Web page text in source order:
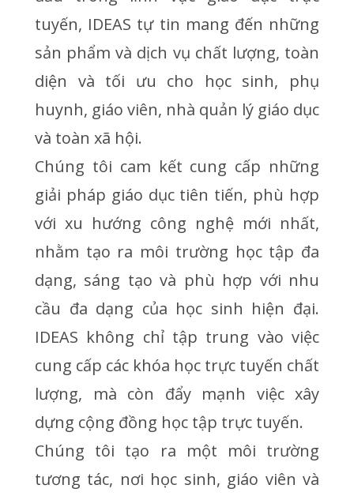
tuyến, IDEAS tự tin mang đến những
sản phẩm và dịch vụ chất lượng, toàn
diện và tối ưu cho học sinh, phụ
huynh, giáo viên, nhà quản lý giáo dục
và toàn xã hội.
Chúng tôi cam kết cung cấp những
giải pháp giáo dục tiên tiến, phù hợp
với xu hướng công nghệ mới nhất,
nhằm tạo ra môi trường học tập đa
dạng, sáng tạo và phù hợp với nhu
cầu đa dạng của học sinh hiện đại.
IDEAS không chỉ tập trung vào việc
cung cấp các khóa học trực tuyến chất
lượng, mà còn đẩy mạnh việc xây
dựng cộng đồng học tập trực tuyến.
Chúng tôi tạo ra một môi trường
tương tác, nơi học sinh, giáo viên và